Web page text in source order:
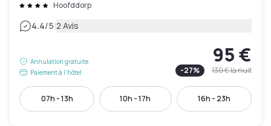
Hoofddorp
4.4/5|2 Avis
Annulation gratuite
Paiement à l'hôtel
95 €
-27% 130 €la nuit
07h - 13h 10h - 17h 16h - 23h